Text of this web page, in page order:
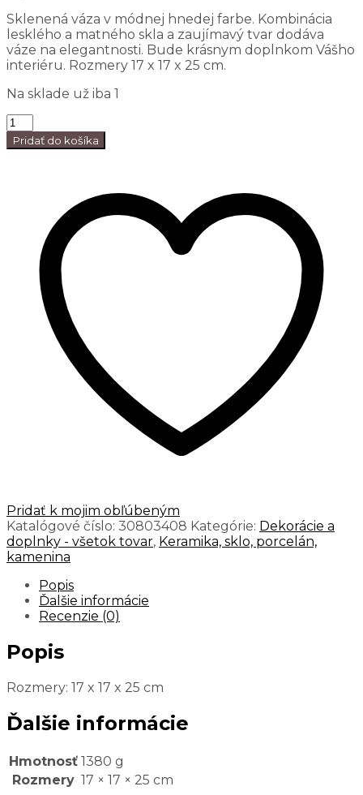
Sklenená váza v módnej hnedej farbe. Kombinácia
lesklého a matného skla a zaujímavý tvar dodáva
váze na elegantnosti. Bude krásnym doplnkom Vášho
interiéru. Rozmery 17 x 17 x 25 cm.
Na sklade už iba 1
Pridať do košíka
Pridať k mojim obľúbeným
Katalógové číslo: 30803408 Kategórie: Dekorácie a
doplnky - všetok tovar, Keramika, sklo, porcelán,
kamenina
Popis
Ďalšie informácie
Recenzie (0)
Popis
Rozmery: 17 x 17 x 25 cm
Ďalšie informácie
Hmotnosť 1380 g
Rozmery 17 × 17 × 25 cm